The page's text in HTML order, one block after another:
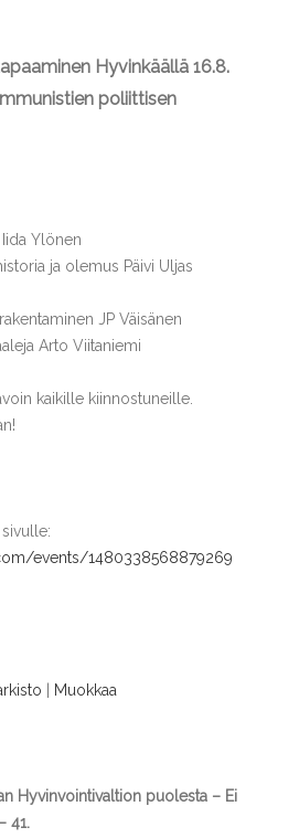
Hyvinkäällä 16.8.
poliittisen
Ylönen
ja olemus Päivi Uljas
JP Väisänen
Arto Viitaniemi
kaikille kiinnostuneille.
events/1480338568879269
Muokkaa
Hyvinvointivaltion puolesta – Ei
41.